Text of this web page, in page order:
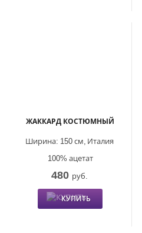
ЖАККАРД КОСТЮМНЫЙ
Италия
Ширина: 150 см,
100% ацетат
480 руб.
КУПИТЬ